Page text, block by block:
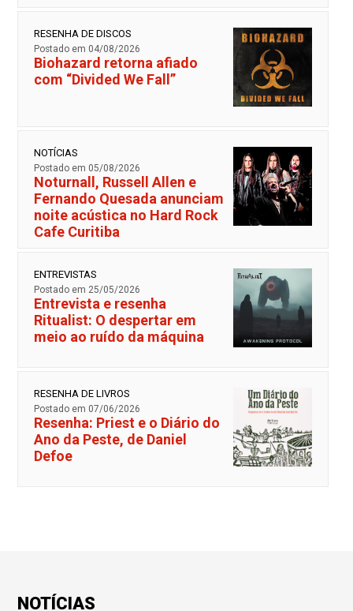
RESENHA DE DISCOS
Postado em 04/08/2026
Biohazard retorna afiado
com “Divided We Fall”
NOTÍCIAS
Postado em 05/08/2026
Noturnall, Russell Allen e
Fernando Quesada anunciam
noite acústica no Hard Rock
Cafe Curitiba
ENTREVISTAS
Postado em 25/05/2026
Entrevista e resenha
Ritualist: O despertar em
meio ao ruído da máquina
RESENHA DE LIVROS
Postado em 07/06/2026
Resenha: Priest e o Diário do
Ano da Peste, de Daniel
Defoe
NOTÍCIAS